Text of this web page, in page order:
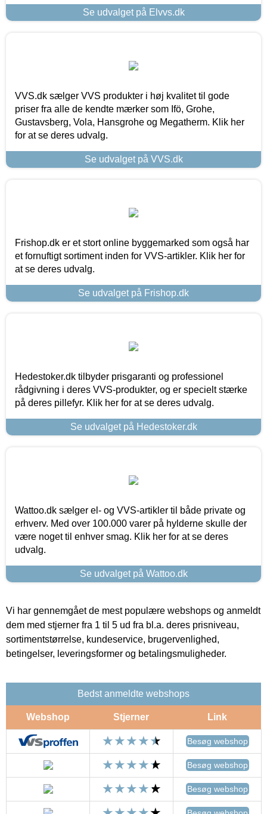
Se udvalget på Elvvs.dk
VVS.dk sælger VVS produkter i høj kvalitet til gode
priser fra alle de kendte mærker som Ifö, Grohe,
Gustavsberg, Vola, Hansgrohe og Megatherm. Klik her
for at se deres udvalg.
Se udvalget på VVS.dk
Frishop.dk er et stort online byggemarked som også har
et fornuftigt sortiment inden for VVS-artikler. Klik her for
at se deres udvalg.
Se udvalget på Frishop.dk
Hedestoker.dk tilbyder prisgaranti og professionel
rådgivning i deres VVS-produkter, og er specielt stærke
på deres pillefyr. Klik her for at se deres udvalg.
Se udvalget på Hedestoker.dk
Wattoo.dk sælger el- og VVS-artikler til både private og
erhverv. Med over 100.000 varer på hylderne skulle der
være noget til enhver smag. Klik her for at se deres
udvalg.
Se udvalget på Wattoo.dk
Vi har gennemgået de mest populære webshops og anmeldt
dem med stjerner fra 1 til 5 ud fra bl.a. deres prisniveau,
sortimentstørrelse, kundeservice, brugervenlighed,
betingelser, leveringsformer og betalingsmuligheder.
Bedst anmeldte webshops
Webshop Stjerner Link
Besøg webshop
Besøg webshop
Besøg webshop